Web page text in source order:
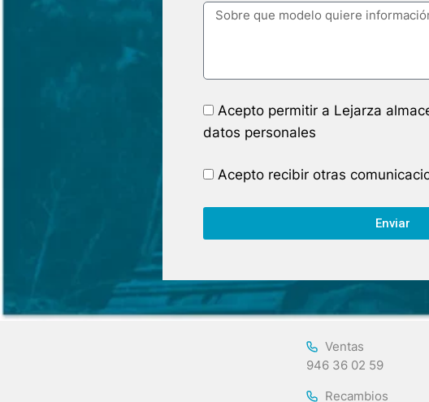
Acepto permitir a Lejarza
datos personales
Acepto recibir otras
Enviar
Ventas
946 36 02 59
Recambios